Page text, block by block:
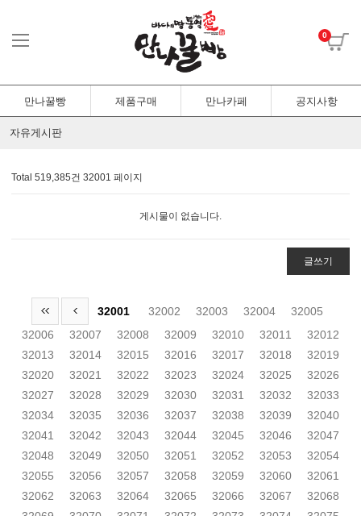
0
만나꿀빵 제품구매 만나카페 공지사항
자유게시판
Total 519,385건 32001 페이지
게시물이 없습니다.
글쓰기
32001 32002 32003 32004
32005
32006
32007 32008 32009 32010 32011
32012
32013
32014 32015 32016 32017 32018
32019
32020
32021 32022 32023 32024 32025
32026
32027
32028 32029 32030 32031 32032
32033
32034
32035 32036 32037 32038 32039
32040
32041
32042 32043 32044 32045 32046
32047
32048
32049 32050 32051 32052 32053
32054
32055
32056 32057 32058 32059 32060
32061
32062
32063 32064 32065 32066 32067
32068